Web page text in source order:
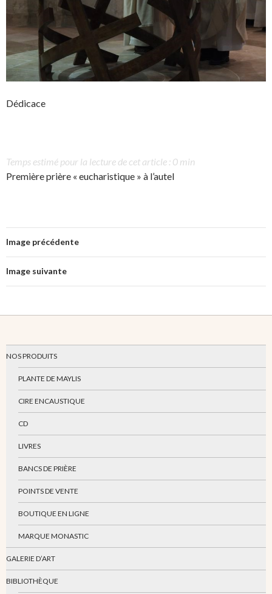
Dédicace
Temps estimé pour la lecture de cet article : 0 min
Première prière « eucharistique » à l’autel
Image précédente
Image suivante
NOS PRODUITS
PLANTE DE MAYLIS
CIRE ENCAUSTIQUE
CD
LIVRES
BANCS DE PRIÈRE
POINTS DE VENTE
BOUTIQUE EN LIGNE
MARQUE MONASTIC
GALERIE D’ART
BIBLIOTHÈQUE